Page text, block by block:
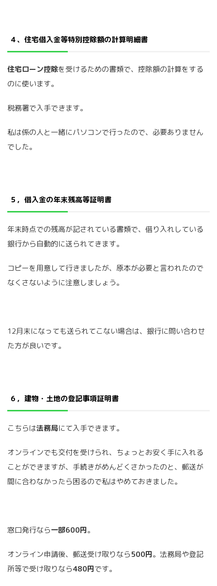
４、住宅借入金等特別控除額の計算明細書
住宅ローン控除を受けるための書類で、控除額の計算をする
のに使います。
税務署で入手できます。
私は係の人と一緒にパソコンで行ったので、必要ありません
でした。
５，借入金の年末残高等証明書
年末時点での残高が記されている書類で、借り入れしている
銀行から自動的に送られてきます。
コピーを用意して行きましたが、原本が必要と言われたので
なくさないように注意しましょう。
12月末になっても送られてこない場合は、銀行に問い合わせ
た方が良いです。
６，建物・土地の登記事項証明書
こちらは法務局にて入手できます。
オンラインでも交付を受けられ、ちょっとお安く手に入れる
ことができますが、手続きがめんどくさかったのと、郵送が
間に合わなかったら困るので私はやめておきました。
窓口発行なら一部600円。
オンライン申請後、郵送受け取りなら500円。法務局や登記
所等で受け取りなら480円です。